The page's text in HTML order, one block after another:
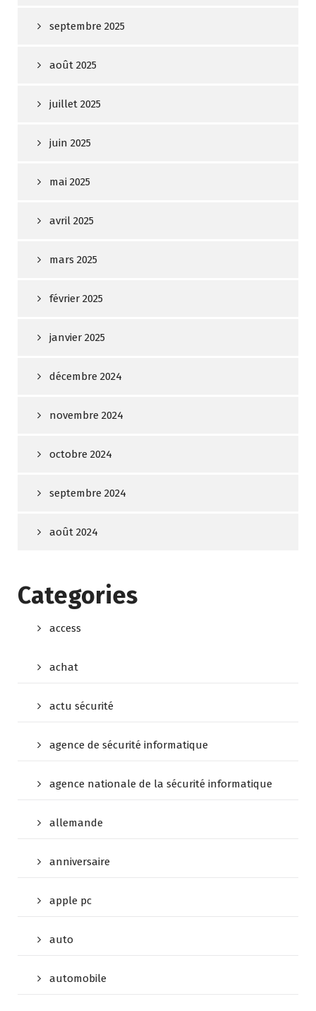
septembre 2025
août 2025
juillet 2025
juin 2025
mai 2025
avril 2025
mars 2025
février 2025
janvier 2025
décembre 2024
novembre 2024
octobre 2024
septembre 2024
août 2024
Categories
access
achat
actu sécurité
agence de sécurité informatique
agence nationale de la sécurité informatique
allemande
anniversaire
apple pc
auto
automobile